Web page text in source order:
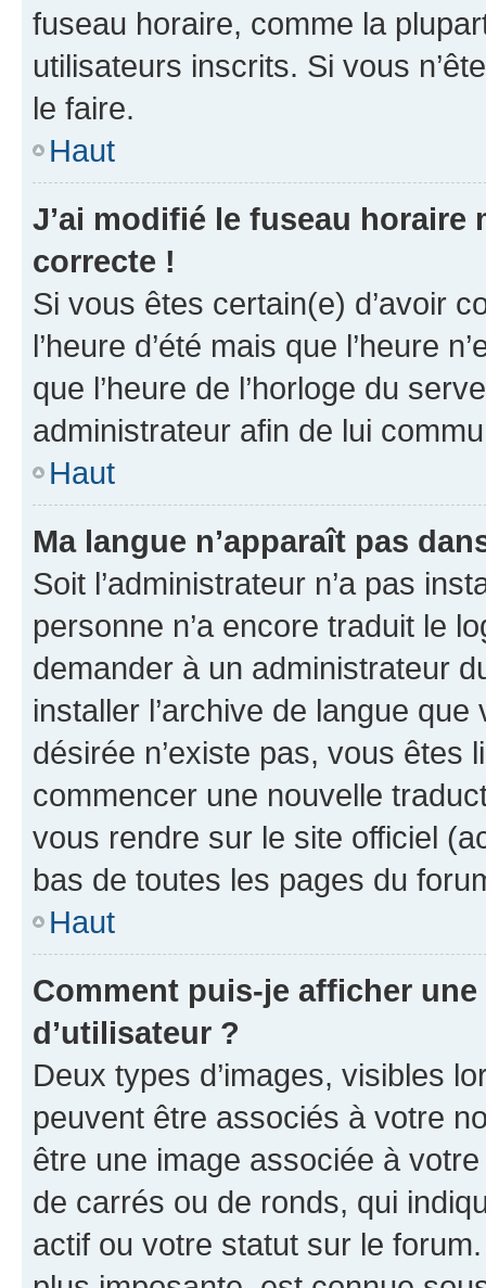
fuseau horaire, comme la
utilisateurs inscrits. Si vous
le faire.
Haut
J’ai modifié le fuseau horaire
correcte !
Si vous êtes certain(e) d’avoir
l’heure d’été mais que l’heure
que l’heure de l’horloge du
administrateur afin de lui
Haut
Ma langue n’apparaît pas
Soit l’administrateur n’a pas
personne n’a encore traduit le
demander à un administrateur
installer l’archive de langue
désirée n’existe pas, vous êtes
commencer une nouvelle
vous rendre sur le site officiel
bas de toutes les pages du
Haut
Comment puis-je afficher
d’utilisateur ?
Deux types d’images, visibles
peuvent être associés à votre
être une image associée à
de carrés ou de ronds, qui
actif ou votre statut sur le